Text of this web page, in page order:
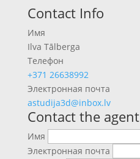
Previous
Next
Contact Info
Имя
Ilva Tālberga
Телефон
+371 26638992
Электронная почта
astudija3d@inbox.lv
Contact the agent
Имя
Электронная почта